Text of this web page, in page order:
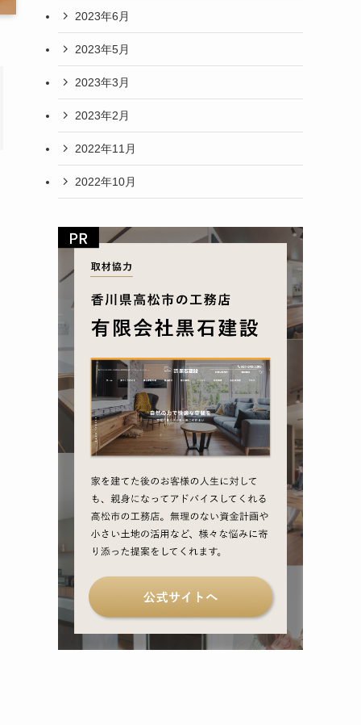
2023年6月
2023年5月
2023年3月
2023年2月
2022年11月
2022年10月